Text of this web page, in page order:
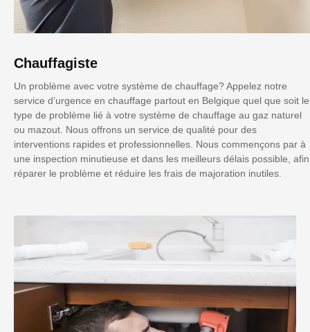
Chauffagiste
Un problème avec votre système de chauffage? Appelez notre
service d’urgence en chauffage partout en Belgique quel que soit le
type de problème lié à votre système de chauffage au gaz naturel
ou mazout. Nous offrons un service de qualité pour des
interventions rapides et professionnelles. Nous commençons par à
une inspection minutieuse et dans les meilleurs délais possible, afin
réparer le problème et réduire les frais de majoration inutiles.